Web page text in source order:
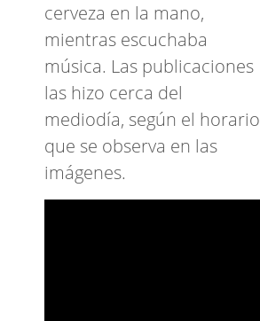
cerveza en la mano,
mientras escuchaba
música. Las publicaciones
las hizo cerca del
mediodía, según el horario
que se observa en las
imágenes.